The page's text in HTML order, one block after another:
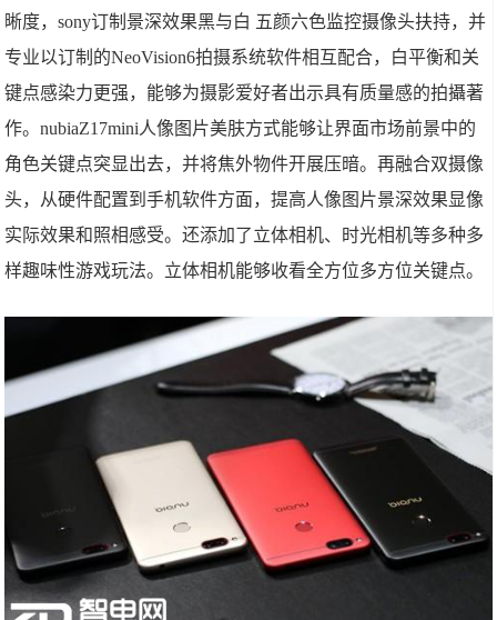
晰度，sony订制景深效果黑与白 五颜六色监控摄像头扶持，并
专业以订制的NeoVision6拍摄系统软件相互配合，白平衡和关
键点感染力更强，能够为摄影爱好者出示具有质量感的拍攝著
作。nubiaZ17mini人像图片美肤方式能够让界面市场前景中的
角色关键点突显出去，并将焦外物件开展压暗。再融合双摄像
头，从硬件配置到手机软件方面，提高人像图片景深效果显像
实际效果和照相感受。还添加了立体相机、时光相机等多种多
样趣味性游戏玩法。立体相机能够收看全方位多方位关键点。